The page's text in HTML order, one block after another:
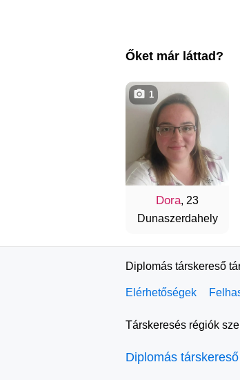
Őket már láttad?
Dora, 23
Dunaszerdahely
1
Diplomás társkereső
Elérhetőségek
Társkeresés régiók
Diplomás